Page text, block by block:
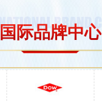
国际品牌中心